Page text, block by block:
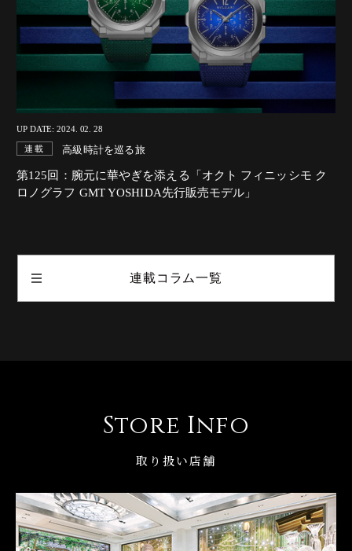
UP DATE: 2024. 02. 28
連載 高級時計を巡る旅
第125回：腕元に華やぎを添える「オクト フィニッシモ ク
ロノグラフ GMT YOSHIDA先行販売モデル」
連載コラム一覧
Store Info
取り扱い店舗